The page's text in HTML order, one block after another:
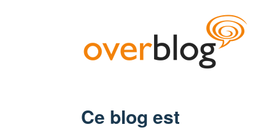
Ce blog est